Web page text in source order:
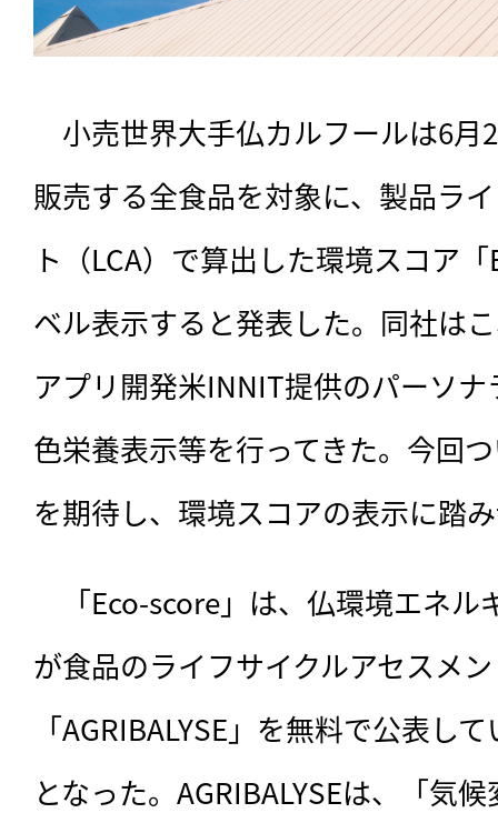
小売世界大手仏カルフールは6月
販売する全食品を対象に、製品ラ
ト（LCA）で算出した環境スコア
ベル表示すると発表した。同社は
アプリ開発米INNIT提供のパーソ
色栄養表示等を行ってきた。今回
を期待し、環境スコアの表示に踏
「Eco-score」は、 仏環境エネル
が食品のライフサイクルアセスメ
「AGRIBALYSE」を無料で公表し
となった。AGRIBALYSEは、「気